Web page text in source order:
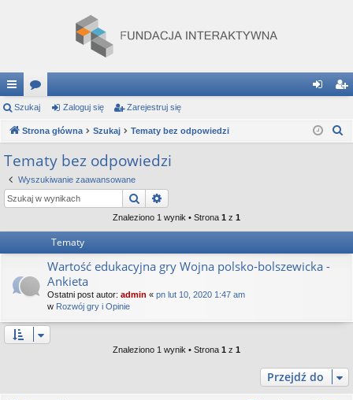
ię
ce
j
…
or
a og ej
Szukaj Zaloguj się Zarejestruj się
Strona główna Szukaj Tematy bez odpowiedzi
Tematy bez odpowiedzi
Wyszukiwanie zaawansowane
Szukaj
Znaleziono 1 wynik • Strona 1 z 1
Tematy
Wartość edukacyjna gry Wojna polsko-bolszewicka -
Ankieta
Ostatni post autor: admin « pn lut 10, 2020 1:47 am
w Rozwój gry i Opinie
Znaleziono 1 wynik • Strona 1 z 1
Przejdź do